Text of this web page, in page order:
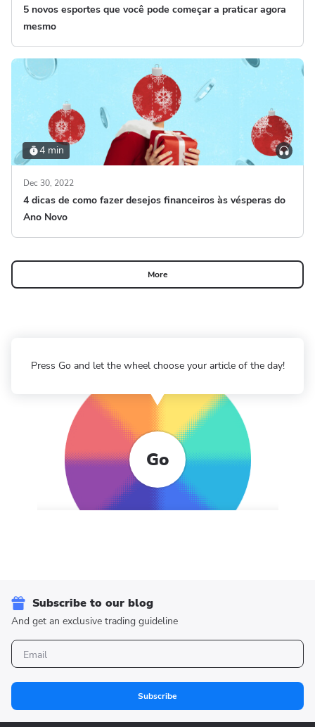
5 novos esportes que você pode começar a praticar agora
mesmo
4 min
Dec 30, 2022
4 dicas de como fazer desejos financeiros às vésperas do
Ano Novo
More
Go
Press Go and let the wheel choose your article of the day!
Subscribe to our blog
And get an exclusive trading guideline
Subscribe